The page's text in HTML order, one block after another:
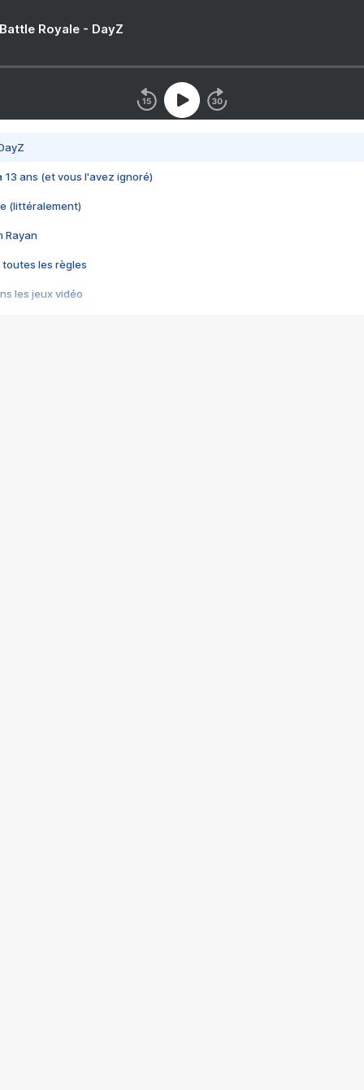
Royale - DayZ
13 ans (et vous l'avez ignoré)
(littéralement)
Rayan
toutes les règles
les jeux vidéo